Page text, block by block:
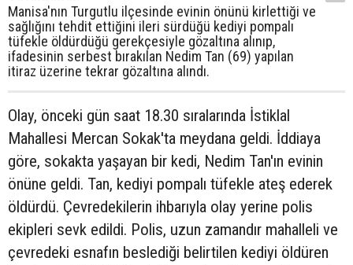
Manisa'nın Turgutlu ilçesinde evinin önünü kirlettiği ve
sağlığını tehdit ettiğini ileri sürdüğü kediyi pompalı
tüfekle öldürdüğü gerekçesiyle gözaltına alınıp,
ifadesinin serbest bırakılan Nedim Tan (69) yapılan
itiraz üzerine tekrar gözaltına alındı.
Olay, önceki gün saat 18.30 sıralarında İstiklal
Mahallesi Mercan Sokak'ta meydana geldi. İddiaya
göre, sokakta yaşayan bir kedi, Nedim Tan'ın evinin
önüne geldi. Tan, kediyi pompalı tüfekle ateş ederek
öldürdü. Çevredekilerin ihbarıyla olay yerine polis
ekipleri sevk edildi. Polis, uzun zamandır mahalleli ve
çevredeki esnafın beslediği belirtilen kediyi öldüren